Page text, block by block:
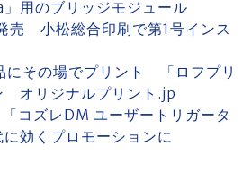
用のブリッジモジュール
売 小松総合印刷で第1号インス
にその場でプリント 「ロフプリ
オリジナルプリント.jp
コズレDM ユーザートリガータ
効くプロモーションに